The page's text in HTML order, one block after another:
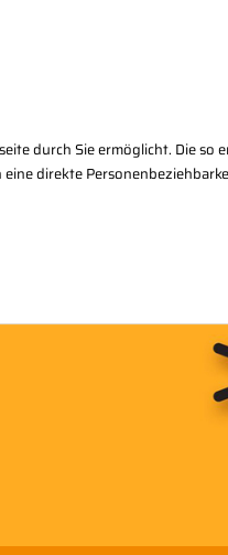
durch Sie ermöglicht. Die
direkte